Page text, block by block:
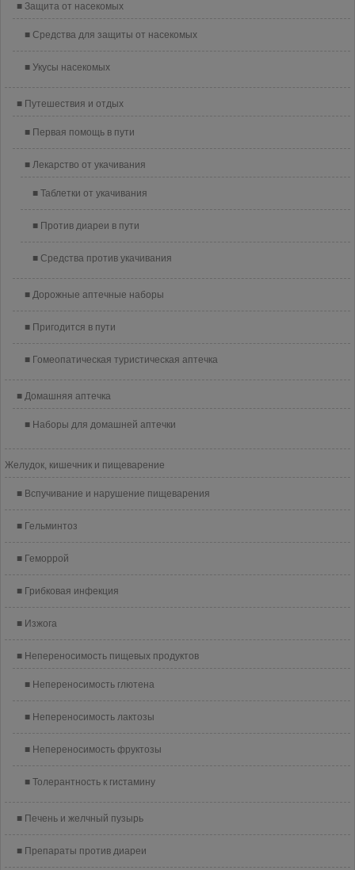
Защита от насекомых
Средства для защиты от насекомых
Укусы насекомых
Путешествия и отдых
Первая помощь в пути
Лекарство от укачивания
Таблетки от укачивания
Против диареи в пути
Средства против укачивания
Дорожные аптечные наборы
Пригодится в пути
Гомеопатическая туристическая аптечка
Домашняя аптечка
Наборы для домашней аптечки
Желудок, кишечник и пищеварение
Вспучивание и нарушение пищеварения
Гельминтоз
Геморрой
Грибковая инфекция
Изжога
Непереносимость пищевых продуктов
Непереносимость глютена
Непереносимость лактозы
Непереносимость фруктозы
Толерантность к гистамину
Печень и желчный пузырь
Препараты против диареи